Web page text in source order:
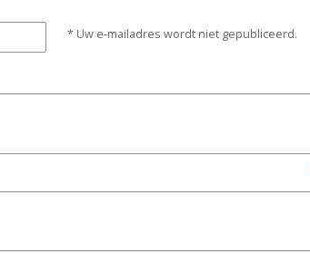
* Uw e-mailadres wordt niet gepubliceerd.